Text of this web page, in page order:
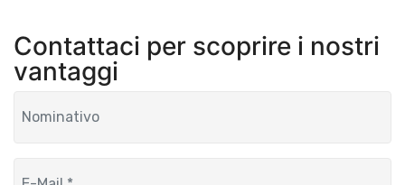
Contattaci per scoprire i nostri
vantaggi